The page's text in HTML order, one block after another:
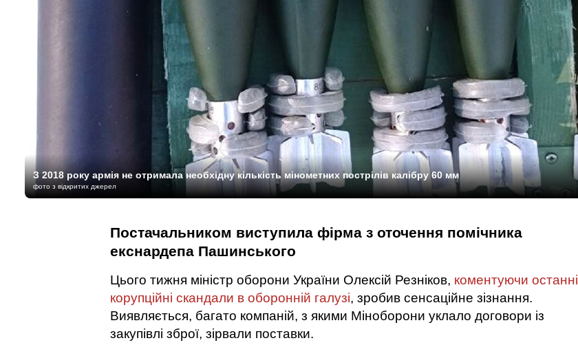
З 2018 року армія не отримала необхідну кількість мінометних пострілів калібру 60 мм
фото з відкритих джерел
Постачальником виступила фірма з оточення помічника
екснардепа Пашинського
Цього тижня міністр оборони України Олексій Резніков, коментуючи останні
корупційні скандали в оборонній галузі, зробив сенсаційне зізнання.
Виявляється, багато компаній, з якими Міноборони уклало договори із
закупівлі зброї, зірвали поставки.